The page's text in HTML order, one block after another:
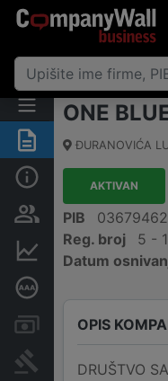
Sažetak
Osobe i vlasništvo
Finansijski podaci
Računi i blokade
Arhiva sudskih
ONE
ĐURANOVIĆA
AKTIVAN
PIB
03679462
Reg. broj
5 -
Datum
OPIS
DRUŠTVO